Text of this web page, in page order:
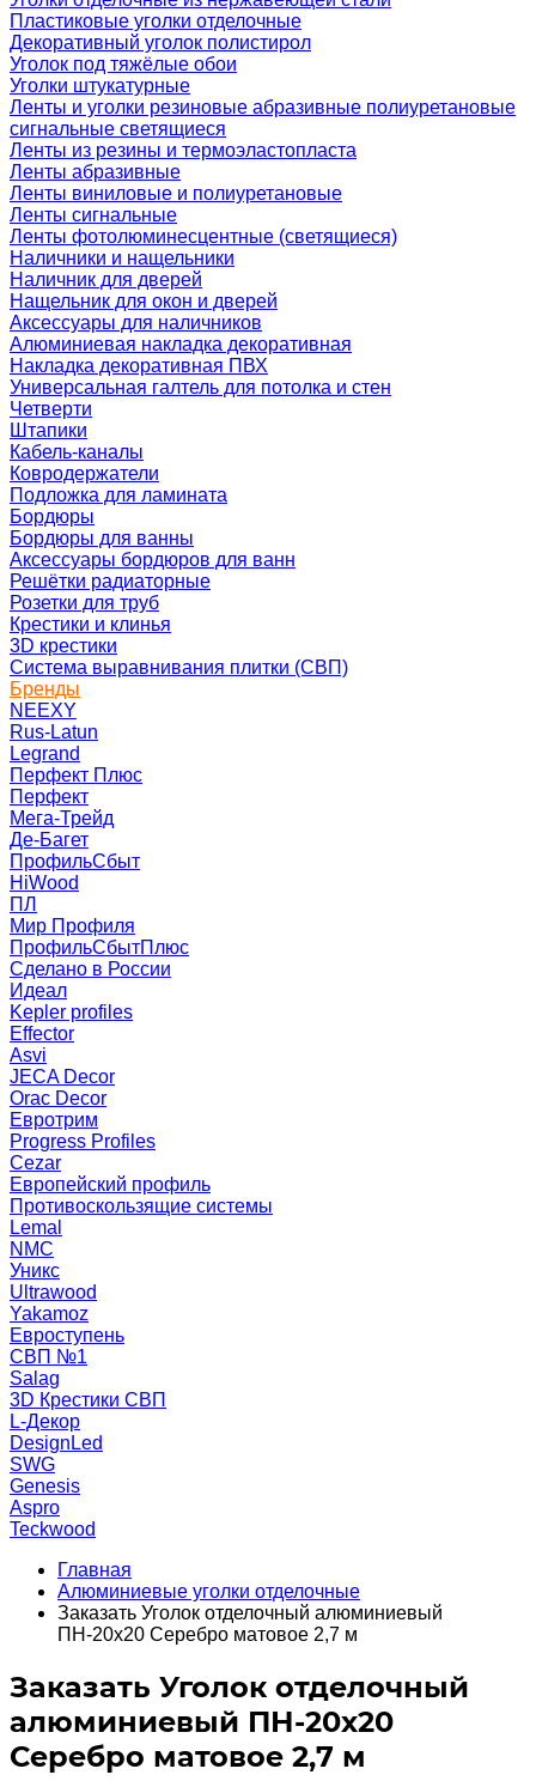
Пластиковые уголки отделочные
Декоративный уголок полистирол
Уголок под тяжёлые обои
Уголки штукатурные
Ленты и уголки резиновые абразивные полиуретановые
сигнальные светящиеся
Ленты из резины и термоэластопласта
Ленты абразивные
Ленты виниловые и полиуретановые
Ленты сигнальные
Ленты фотолюминесцентные (светящиеся)
Наличники и нащельники
Наличник для дверей
Нащельник для окон и дверей
Аксессуары для наличников
Алюминиевая накладка декоративная
Накладка декоративная ПВХ
Универсальная галтель для потолка и стен
Четверти
Штапики
Кабель-каналы
Ковродержатели
Подложка для ламината
Бордюры
Бордюры для ванны
Аксессуары бордюров для ванн
Решётки радиаторные
Розетки для труб
Крестики и клинья
3D крестики
Система выравнивания плитки (СВП)
Бренды
NEEXY
Rus-Latun
Legrand
Перфект Плюс
Перфект
Мега-Трейд
Де-Багет
ПрофильСбыт
HiWood
ПЛ
Мир Профиля
ПрофильСбытПлюс
Сделано в России
Идеал
Kepler profiles
Effector
Asvi
JECA Decor
Orac Decor
Евротрим
Progress Profiles
Cezar
Европейский профиль
Противоскользящие системы
Lemal
NMC
Уникс
Ultrawood
Yakamoz
Евроступень
СВП №1
Salag
3D Крестики СВП
L-Декор
DesignLed
SWG
Genesis
Aspro
Teckwood
Главная
Алюминиевые уголки отделочные
Заказать Уголок отделочный алюминиевый
ПН-20х20 Серебро матовое 2,7 м
Заказать Уголок отделочный
алюминиевый ПН-20х20
Серебро матовое 2,7 м